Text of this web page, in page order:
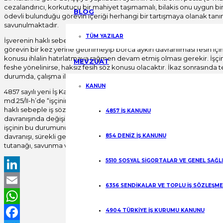
BLOG
TÜM YAZILAR
MEVZUAT
KANUN
4857 İŞ KANUNU
854 DENİZ İŞ KANUNU
5510 SOSYAL SİGORTALAR VE GENEL
6356 SENDİKALAR VE TOPLU İŞ
4904 TÜRKİYE İŞ KURUMU KANUNU
cezalandırıcı, korkutucu bir mahiyet taşımamalı, bilakis onu
ödevli bulunduğu görevin içeriği herhangi bir tartışmaya olanak
savunulmaktadır.
İşverenin haklı sebeple fesih yoluna gidebilmesi için önceden en
görevin bir kez yerine getirilmeyip borca aykırı davranılması fesih
konusu ihlalin hatırlatmaya rağmen devam etmiş olması gerekir.
feshe yönelinirse, haksız fesih söz konusu olacaktır. İkaz
durumda, çalışma ilişkisinin işveren açısından çekilmez bir hal aldığı
4857 sayılı yeni İş Kanunu’nun 25/II-h maddesine bakıldığında da bu
md.25/II-h’de “işçinin yapmakla ödevli bulunduğu görevleri
haklı sebeple iş sözleşmesini feshedebilmesi için mutlaka birkaç
davranışında değişiklik olmaması ve işçinin eyleminde ısrar
işçinin bu durumunu anlayışla karşılayıp, yeni bir işçi bulduğunda
davranışı, sürekli geç kalmaya rağmen iş ilişkisinin zedelenmemiş
tutanağı, savunma ve ceza verme süreci işletilmelidir.
LinkedIn
Email
WhatsApp